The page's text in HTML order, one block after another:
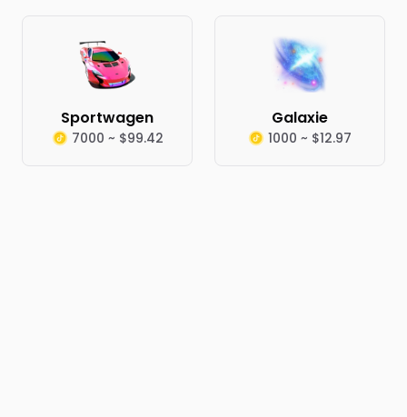
Sportwagen
7000 ~ $99.42
Galaxie
1000 ~ $12.97